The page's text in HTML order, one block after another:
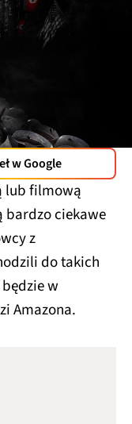
w Google
lub filmową
bardzo ciekawe
z
do takich
w
Amazona.